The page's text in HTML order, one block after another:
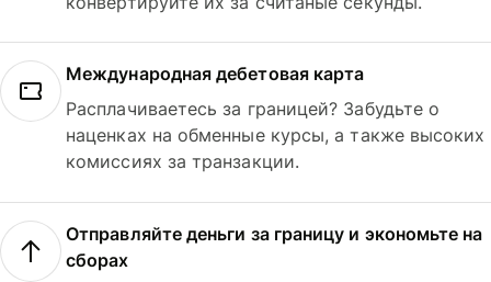
Международная дебетовая карта
Расплачиваетесь за границей? Забудьте о
наценках на обменные курсы, а также высоких
комиссиях за транзакции.
Отправляйте деньги за границу и экономьте на
сборах